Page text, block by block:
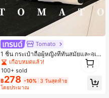
Tomato
1 ชิ้น กระเป๋าถือผู้หญิงที่ทันสมัยและอเน
กประสงค์, กระเป๋าสะพายข้างรูปพระจัน
ทร์เสี้ยวที่น่ารัก, สายสะพายปรับได้, ไม่ร
วมจี้, เหมาะสำหรับผู้หญิงวัยรุ่น - การเ
ดินทาง, การช้อปปิ้ง, ห้องเรียน, การเด
ท, ของขวัญสำหรับผู้หญิง, สำนักงาน, ก
เกือบหมดแล้ว!
100+ sold
฿278 -10% 3 วันสุดท้าย
โดยประมาณ
1